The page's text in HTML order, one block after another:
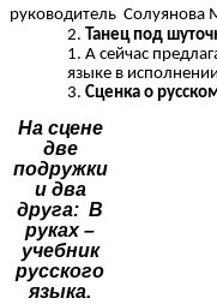
руководитель Солуянова
Танец под
А сейчас
языке в
Сценка о
На сцене
две
подружки
и два
друга: В
руках –
учебник
русского
языка.